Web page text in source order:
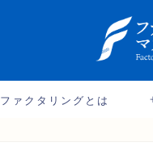
ファクタリングとは